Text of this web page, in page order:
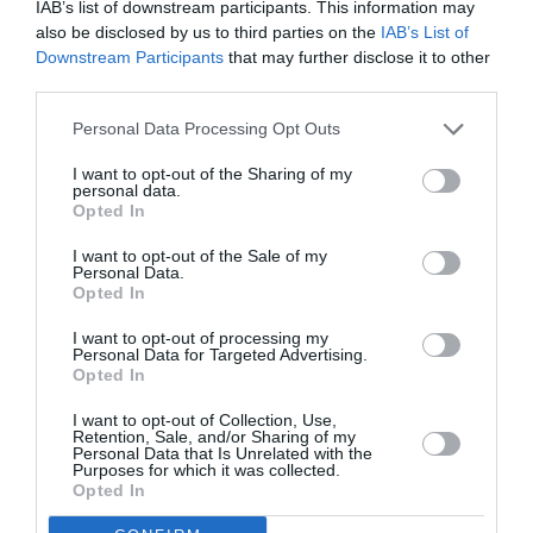
IAB’s list of downstream participants. This information may
also be disclosed by us to third parties on the IAB’s List of
Downstream Participants that may further disclose it to other
Personal Data Processing Opt Outs
I want to opt-out of the Sharing of my
personal data.
Opted In
I want to opt-out of the Sale of my
Personal Data.
Opted In
I want to opt-out of processing my
Personal Data for Targeted Advertising.
Opted In
I want to opt-out of Collection, Use,
Retention, Sale, and/or Sharing of my
Personal Data that Is Unrelated with the
Purposes for which it was collected.
Opted In
Corsair ne dessert plus SXM depuis belle lurette
maintenant donc les 330 n’ont pas vu les couleurs
Bonjour
Le problème n’est de poser un 747 ,A330.300 ou 787
Ce qui est important c’est de savoir si le vol retour se fera
Sans escale vers Pointe a pitre ou Santo Domingo.
Car tous ses vols se faisaient avec escale.
Pouvez apporter des réponses a ce sujet merci.
RÉPONDRE